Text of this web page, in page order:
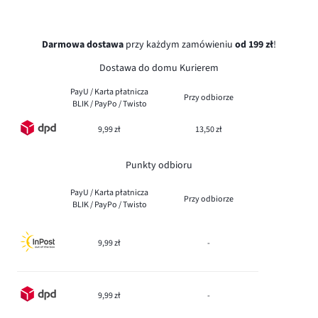
Darmowa dostawa przy każdym zamówieniu od 199 zł!
Dostawa do domu Kurierem
PayU / Karta płatnicza
BLIK / PayPo / Twisto
Przy odbiorze
9,99 zł 13,50 zł
Punkty odbioru
PayU / Karta płatnicza
BLIK / PayPo / Twisto
Przy odbiorze
9,99 zł -
9,99 zł -